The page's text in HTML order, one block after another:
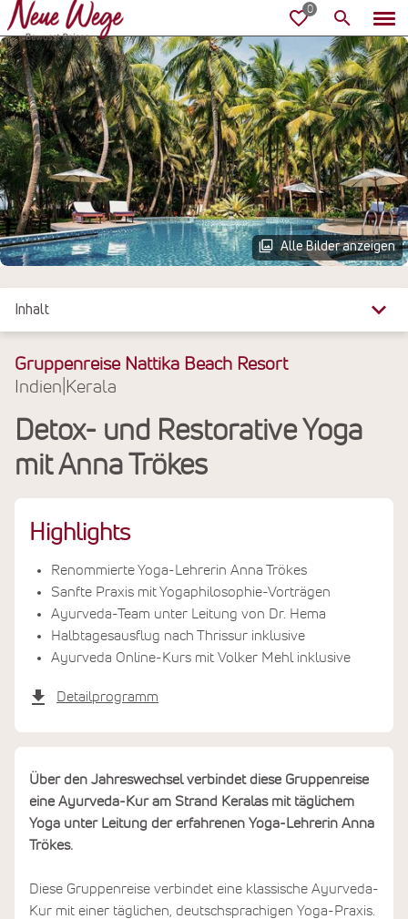
Alle Bilder anzeigen
Inhalt
Überblick
Reiseinfos
Leistungen
Gruppenreise Nattika Beach Resort
Indien Kerala
Detox- und Restorative Yoga
mit Anna Trökes
Highlights
Renommierte Yoga-Lehrerin Anna Trökes
Sanfte Praxis mit Yogaphilosophie-Vorträgen
Ayurveda-Team unter Leitung von Dr. Hema
Halbtagesausflug nach Thrissur inklusive
Ayurveda Online-Kurs mit Volker Mehl inklusive
Detailprogramm
Über den Jahreswechsel verbindet diese Gruppenreise
eine Ayurveda-Kur am Strand Keralas mit täglichem
Yoga unter Leitung der erfahrenen Yoga-Lehrerin Anna
Trökes.
Diese Gruppenreise verbindet eine klassische Ayurveda-
Kur mit einer täglichen, deutschsprachigen Yoga-Praxis.